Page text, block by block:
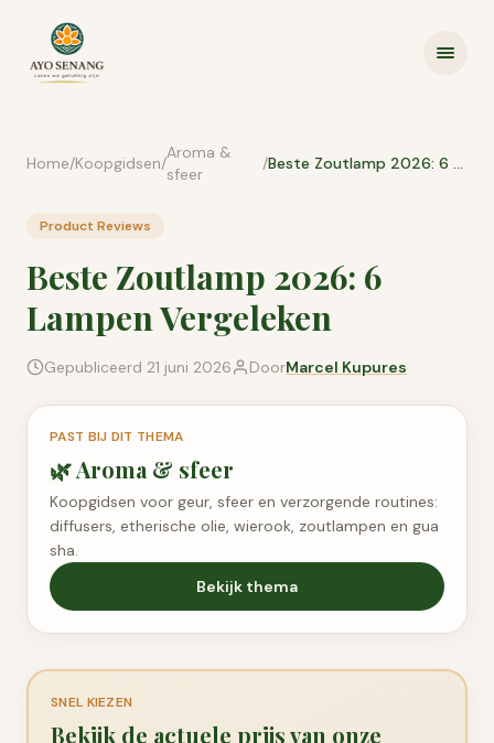
Home/Koopgidsen/
Aroma &
sfeer
/ Beste Zoutlamp 2026: 6 Lampen Vergeleken
Product Reviews
Beste Zoutlamp 2026: 6
Lampen Vergeleken
Gepubliceerd 21 juni 2026 DoorMarcel Kupures
PAST BIJ DIT THEMA
🌿Aroma & sfeer
Koopgidsen voor geur, sfeer en verzorgende routines:
diffusers, etherische olie, wierook, zoutlampen en gua
sha.
Bekijk thema
SNEL KIEZEN
Bekijk de actuele prijs van onze